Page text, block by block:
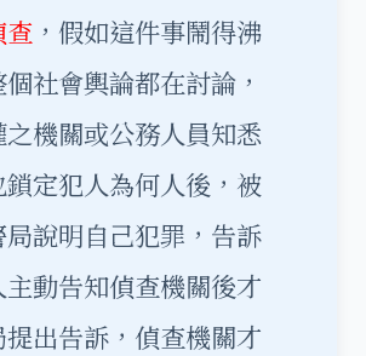
查 ，假如這件事鬧得沸
社會輿論都在討論，
機關或公務人員知悉
定犯人為何人後，被
說明自己犯罪，告訴
主動告知偵查機關後才
出告訴，偵查機關才